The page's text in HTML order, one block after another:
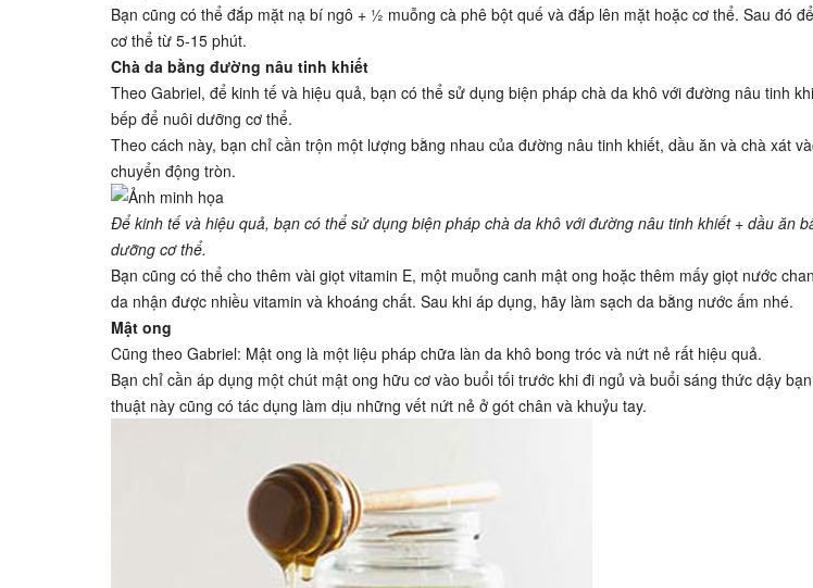
Bạn cũng có thể đắp mặt nạ bí ngô + ½ muỗng cà phê bột quế và đắp lên mặt hoặc cơ thể. Sau đó
cơ thể từ 5-15 phút.
Chà da bằng đường nâu tinh khiết
Theo Gabriel, để kinh tế và hiệu quả, bạn có thể sử dụng biện pháp chà da khô với đường nâu tinh
bếp để nuôi dưỡng cơ thể.
Theo cách này, bạn chỉ cần trộn một lượng bằng nhau của đường nâu tinh khiết, dầu ăn và chà xát
chuyển động tròn.
Để kinh tế và hiệu quả, bạn có thể sử dụng biện pháp chà da khô với đường nâu tinh khiết + dầu ăn
dưỡng cơ thể.
Bạn cũng có thể cho thêm vài giọt vitamin E, một muỗng canh mật ong hoặc thêm mấy giọt nước
da nhận được nhiều vitamin và khoáng chất. Sau khi áp dụng, hãy làm sạch da bằng nước ấm nhé.
Mật ong
Cũng theo Gabriel: Mật ong là một liệu pháp chữa làn da khô bong tróc và nứt nẻ rất hiệu quả.
Bạn chỉ cần áp dụng một chút mật ong hữu cơ vào buổi tối trước khi đi ngủ và buổi sáng thức dậy
thuật này cũng có tác dụng làm dịu những vết nứt nẻ ở gót chân và khuỷu tay.